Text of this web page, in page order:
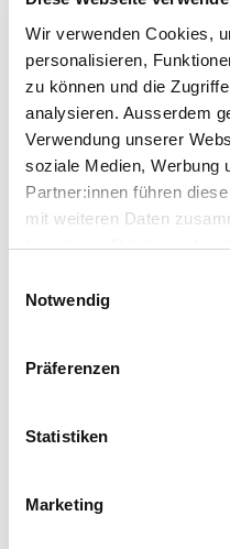
Wir verwenden Cookies,
personalisieren,
zu können und die
analysieren. Ausserdem
Verwendung unserer
soziale Medien, Werbung
Partner:innen führen
mit weiteren Daten
bereitgestellt haben oder
Notwendig
Präferenzen
Statistiken
Marketing
Ihr